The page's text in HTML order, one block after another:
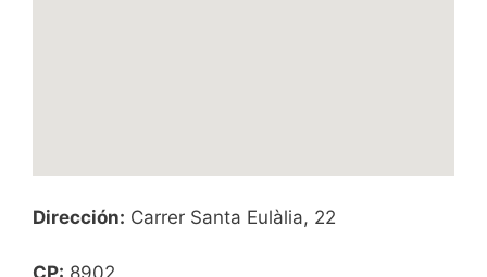
Dirección: Carrer Santa Eulàlia, 22
CP: 8902